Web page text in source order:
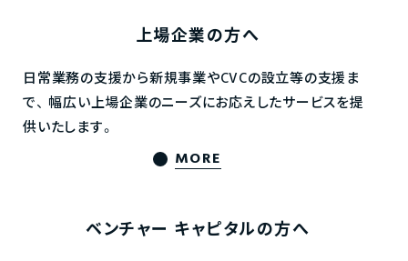
上場企業の方へ
日常業務の支援から新規事業やCVCの設立等の支援ま
で、 幅広い上場企業のニーズにお応えしたサービスを提
供いたします。
MORE
ベンチャー キャピタルの方へ